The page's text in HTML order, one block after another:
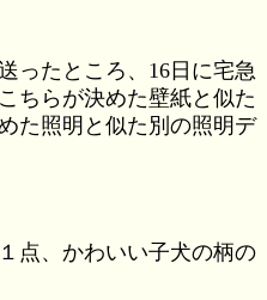
ったところ、16日に宅急
ちらが決めた壁紙と似た
た照明と似た別の照明デ
点、かわいい子犬の柄の